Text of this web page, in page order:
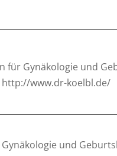
für Gynäkologie und
http://www.dr-koelbl.de/
und